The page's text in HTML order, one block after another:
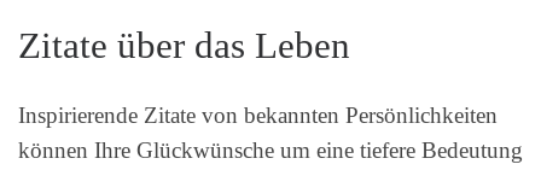
Zitate über das Leben
Inspirierende Zitate von bekannten Persönlichkeiten
können Ihre Glückwünsche um eine tiefere Bedeutung